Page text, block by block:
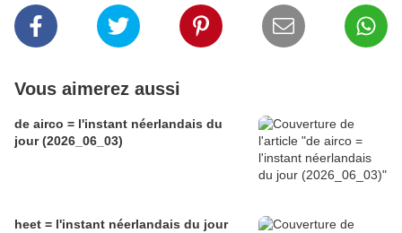
Vous aimerez aussi
de airco = l'instant néerlandais du
jour (2026_06_03)
heet = l'instant néerlandais du jour